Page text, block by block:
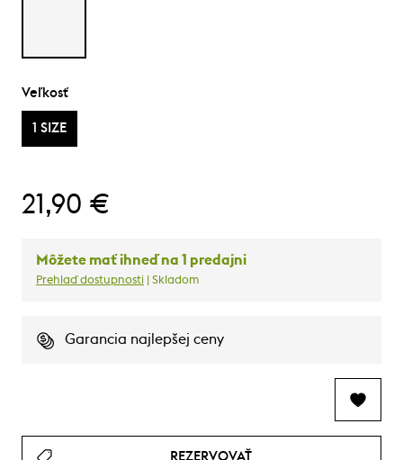
Veľkosť
1 SIZE
21,90 €
Môžete mať ihneď na 1 predajni
Prehlaď dostupnosti | Skladom
Garancia najlepšej ceny
REZERVOVAŤ